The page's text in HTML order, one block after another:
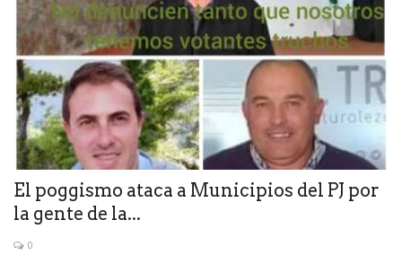
El poggismo ataca a Municipios del PJ por
la gente de la...
0